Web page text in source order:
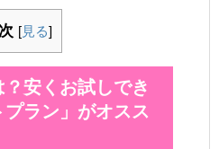
[見る]
安くお試しでき
ラン」がオスス